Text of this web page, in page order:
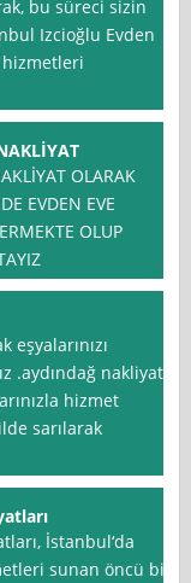
bu süreci sizin
Izcioğlu Evden
hizmetleri
OLARAK
EVDEN EVE
OLUP
eşyalarınızı
.aydındağ nakliyat
hizmet
sarılarak
İstanbul‘da
sunan öncü bir